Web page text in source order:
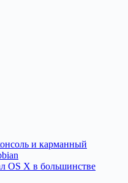
и карманный
OS X в большинстве